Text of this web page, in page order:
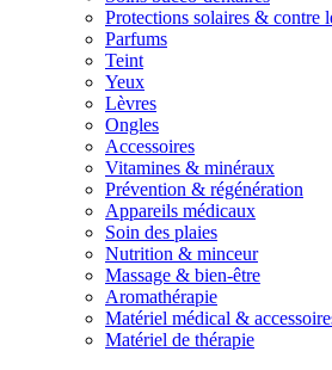
Protections solaires & contre
Parfums
Teint
Yeux
Lèvres
Ongles
Accessoires
Vitamines & minéraux
Prévention & régénération
Appareils médicaux
Soin des plaies
Nutrition & minceur
Massage & bien-être
Aromathérapie
Matériel médical &
Matériel de thérapie